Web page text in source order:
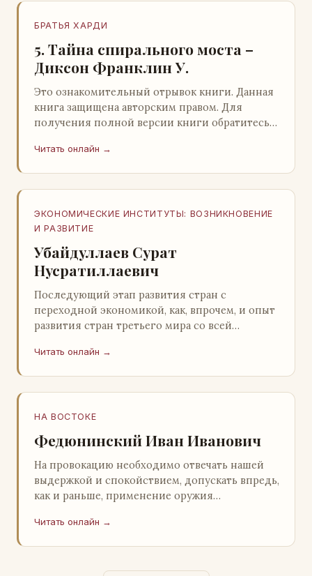
БРАТЬЯ ХАРДИ
5. Тайна спирального моста –
Диксон Франклин У.
Это ознакомительный отрывок книги. Данная
книга защищена авторским правом. Для
получения полной версии книги обратитесь к
легального ко…
Читать онлайн →
ЭКОНОМИЧЕСКИЕ ИНСТИТУТЫ: ВОЗНИКНОВЕНИЕ
И РАЗВИТИЕ
Убайдуллаев Сурат
Нусратиллаевич
Последующий этап развития стран с
переходной экономикой, как, впрочем, и опыт
развития стран третьего мира со всей
ошибочность такого предс…
Читать онлайн →
НА ВОСТОКЕ
Федюнинский Иван Иванович
На провокацию необходимо отвечать нашей
выдержкой и спокойствием, допускать впредь,
как и раньше, применение оружия
самообороны о…
Читать онлайн →